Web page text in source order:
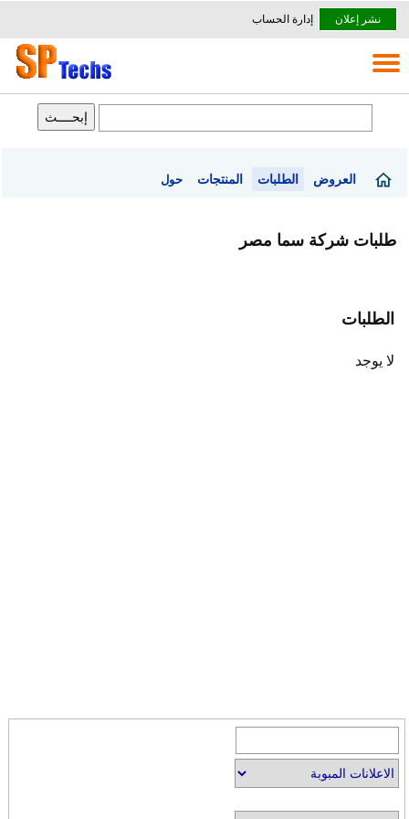
نشر إعلان إدارة الحساب
العروض الطلبات المنتجات حول
طلبات شركة سما مصر
الطلبات
لا يوجد